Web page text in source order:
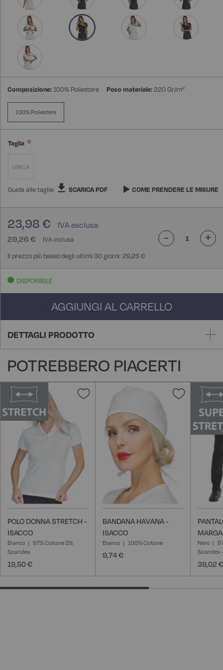
Composizione:100% Poliestere Peso materiale:220 Gr/m²
100% Poliestere
Taglia
UNICA
Guida alle taglie: SCARICA PDF COME PRENDERE LE MISURE
29,26 €
23,98 €
Il prezzo più basso degli ultimi 30 giorni: 29,26 €
- +
DISPONIBILE
AGGIUNGI AL CARRELLO
DETTAGLI PRODOTTO
POTREBBERO PIACERTI
Aggiungi
lista
desideri
POLO DONNA STRETCH -
ISACCO
Bianco
97% Cotone 3%
Spandex
19,50 €
Aggiungi
lista
desideri
BANDANA HAVANA -
ISACCO
Bianco 100% Cotone
9,74 €
Nero
Spandex
39,02 €
66.66666666666666% completed